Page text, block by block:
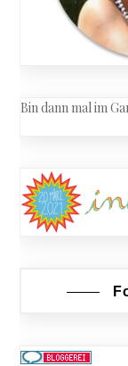
Bin dann mal im